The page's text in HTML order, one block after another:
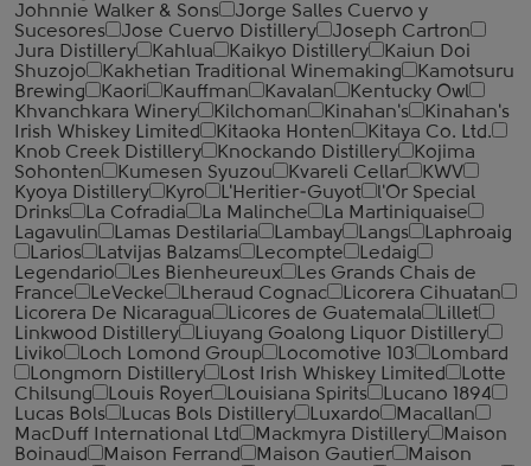
Johnnie Walker & Sons
Jorge Salles Cuervo y
Sucesores
Jose Cuervo Distillery
Joseph Cartron
Jura Distillery
Kahlua Kaikyo Distillery
Kaiun Doi
Shuzojo
Kakhetian Traditional Winemaking
Kamotsuru
Brewing
Kaori Kauffman Kavalan
Kentucky Owl
Khvanchkara Winery
Kilchoman Kinahan's
Kinahan's
Irish Whiskey Limited
Kitaoka Honten
Kitaya Co. Ltd.
Knob Creek Distillery
Knockando Distillery
Kojima
Sohonten
Kumesen Syuzou Kvareli Cellar
KWV
Kyoya Distillery
Kyro L'Heritier-Guyot
l'Or Special
Drinks
La Cofradia La Malinche
La Martiniquaise
Lagavulin
Lamas Destilaria Lambay Langs
Laphroaig
Larios
Latvijas Balzams Lecompte
Ledaig
Legendario
Les Bienheureux
Les Grands Chais de
France
LeVecke Lheraud Cognac
Licorera Cihuatan
Licorera De Nicaragua
Licores de Guatemala
Lillet
Linkwood Distillery
Liuyang Goalong Liquor Distillery
Liviko
Loch Lomond Group Locomotive 103
Lombard
Longmorn Distillery
Lost Irish Whiskey Limited
Lotte
Chilsung
Louis Royer Louisiana Spirits
Lucano 1894
Lucas Bols
Lucas Bols Distillery Luxardo
Macallan
MacDuff International Ltd
Mackmyra Distillery
Maison
Boinaud
Maison Ferrand Maison Gautier
Maison